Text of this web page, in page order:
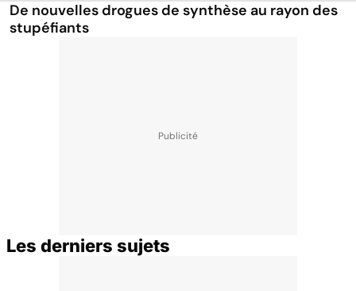
De nouvelles drogues de synthèse au rayon des
stupéfiants
Les derniers sujets